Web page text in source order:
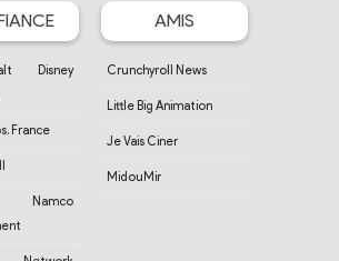
Disney
France
Namco
AMIS
Crunchyroll News
Little Big Animation
Je Vais Ciner
MidouMir